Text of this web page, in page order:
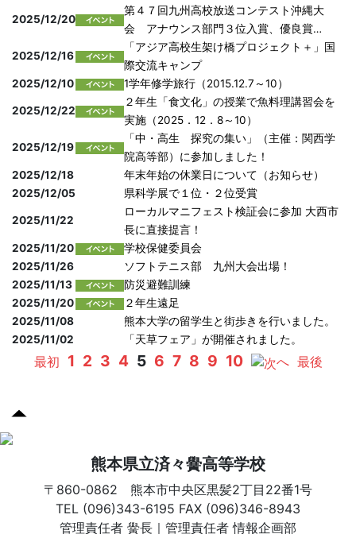
2025/12/20
第４７回九州高校放送コンテスト沖縄大
会 アナウンス部門３位入賞、優良賞…
2025/12/16
「アジア高校生架け橋プロジェクト＋」国
際交流キャンプ
2025/12/10
1学年修学旅行（2015.12.7～10）
2025/12/22
２年生「食文化」の授業で魚料理講習会を
実施（2025．12．8～10）
2025/12/19
「中・高生 探究の集い」（主催：関西学
院高等部）に参加しました！
2025/12/18
年末年始の休業日について（お知らせ）
2025/12/05
県科学展で１位・２位受賞
2025/11/22
ローカルマニフェスト検証会に参加 大西市
長に直接提言！
2025/11/20
学校保健委員会
2025/11/26
ソフトテニス部 九州大会出場！
2025/11/13
防災避難訓練
2025/11/20
２年生遠足
2025/11/08
熊本大学の留学生と街歩きを行いました。
2025/11/02
「天草フェア」が開催されました。
最初 1 2 3 4 5 6 7 8 9 10 へ 最後
熊本県立済々黌高等学校
〒860-0862 熊本市中央区黒髪2丁目22番1号
TEL (096)343-6195 FAX (096)346-8943
管理責任者 黌長｜管理責任者 情報企画部